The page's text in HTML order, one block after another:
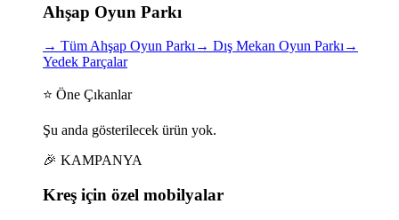
Ahşap Oyun Parkı
→ Tüm Ahşap Oyun Parkı→ Dış Mekan Oyun Parkı→
Yedek Parçalar
⭐ Öne Çıkanlar
Şu anda gösterilecek ürün yok.
🎉 KAMPANYA
Kreş için özel mobilyalar